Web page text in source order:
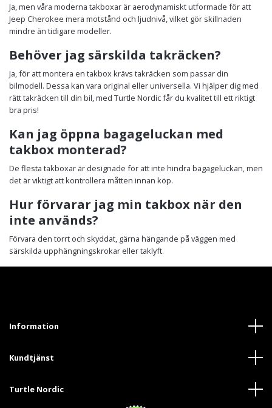
Ja, men våra moderna takboxar är aerodynamiskt utformade för att
Jeep Cherokee mera motstånd och ljudnivå, vilket gör skillnaden
mindre än tidigare modeller.
Behöver jag särskilda takräcken?
Ja, för att montera en takbox krävs takräcken som passar din
bilmodell. Dessa kan vara original eller universella. Vi hjälper dig med
rätt takräcken till din bil, med Turtle Nordic får du kvalitet till ett riktigt
bra pris!
Kan jag öppna bagageluckan med
takbox monterad?
De flesta takboxar är designade för att inte hindra bagageluckan, men
det är viktigt att kontrollera måtten innan köp.
Hur förvarar jag min takbox när den
inte används?
Förvara den torrt och skyddat, gärna hängande på väggen med
särskilda upphängningskrokar eller taklyft.
Information
Kundtjänst
Turtle Nordic